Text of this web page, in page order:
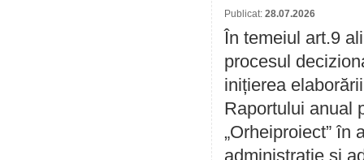
Publicat: 28.07.2026
În temeiul art.9
procesul
inițierea
Raportului anual
„Orheiproiect” în
administrație și